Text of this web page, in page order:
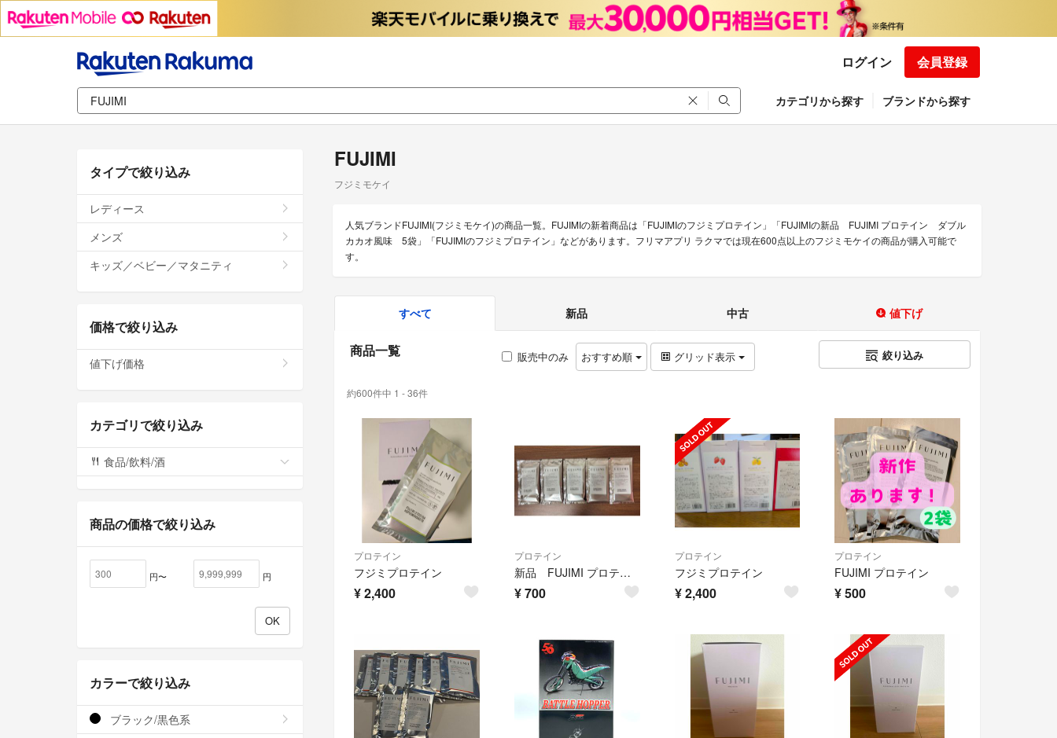
ログイン 会員登録
カテゴリから探す ブランドから探す
FUJIMI
フジミモケイ
人気ブランドFUJIMI(フジミモケイ)の商品一覧。FUJIMIの新着商品は「FUJIMIのフジミプロテイン」「FUJIMIの新品 FUJIMI プロテイン ダブル
カカオ風味 5袋」「FUJIMIのフジミプロテイン」などがあります。フリマアプリ ラクマでは現在600点以上のフジミモケイの商品が購入可能で
す。
すべて 新品 中古 値下げ
商品一覧 販売中のみ おすすめ順 グリッド表示 絞り込み
約600件中 1 - 36件
プロテイン
フジミプロテイン
¥2,400
プロテイン
新品 FUJIMI プロテイン ダブルカカオ風味 5袋
¥700
プロテイン
フジミプロテイン
¥2,400
プロテイン
FUJIMI プロテイン
¥500
タイプで絞り込み
レディース
メンズ
キッズ／ベビー／マタニティ
価格で絞り込み
値下げ価格
カテゴリで絞り込み
食品/飲料/酒
商品の価格で絞り込み
円〜 円
カラーで絞り込み
ブラック/黒色系